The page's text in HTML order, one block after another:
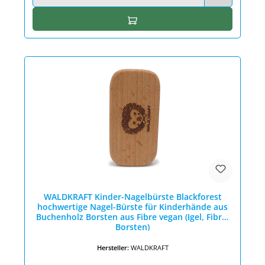
In den Warenkorb
WALDKRAFT Kinder-Nagelbürste Blackforest
hochwertige Nagel-Bürste für Kinderhände aus
Buchenholz Borsten aus Fibre vegan (Igel, Fibre-
Borsten)
Hersteller: WALDKRAFT